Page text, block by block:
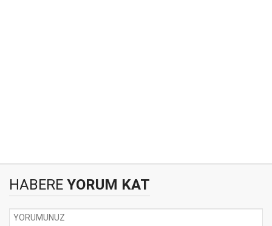
HABERE YORUM KAT